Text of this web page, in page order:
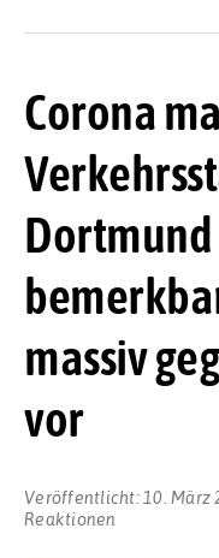
Corona
massiv
vor
Veröffentlicht: 10. März
Reaktionen